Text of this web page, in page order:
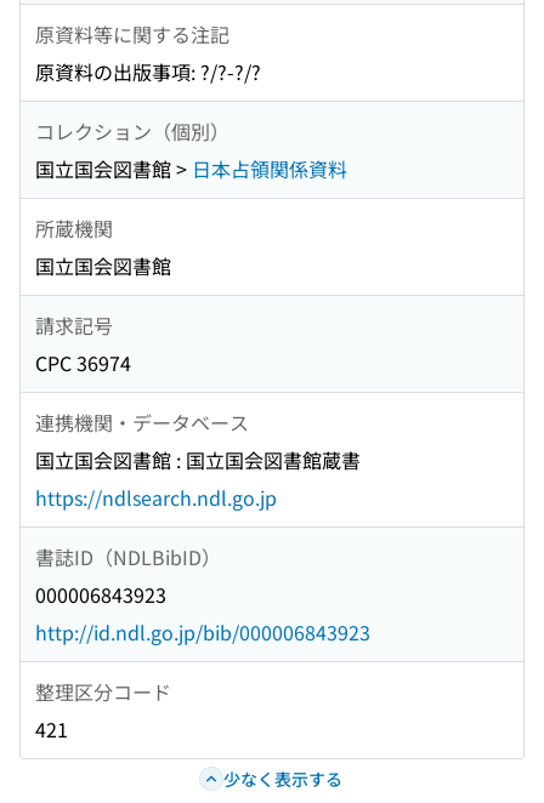
原資料等に関する注記
原資料の出版事項: ?/?-?/?
コレクション（個別）
国立国会図書館 > 日本占領関係資料
所蔵機関
国立国会図書館
請求記号
CPC 36974
連携機関・データベース
国立国会図書館 : 国立国会図書館蔵書
https://ndlsearch.ndl.go.jp
書誌ID（NDLBibID）
000006843923
http://id.ndl.go.jp/bib/000006843923
整理区分コード
421
少なく表示する